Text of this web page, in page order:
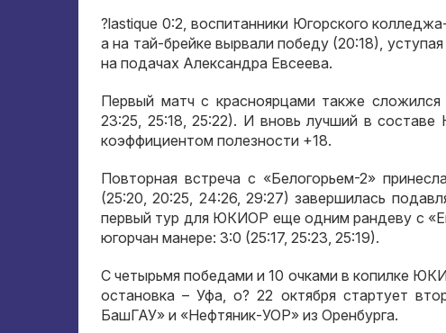
?lastique 0:2, воспитанники Югорского
а на тай-брейке вырвали победу (20:18),
на подачах Александра Евсеева.
Первый матч с красноярцами также сложился
23:25, 25:18, 25:22). И вновь лучший в
коэффициентом полезности +18.
Повторная встреча с «Белогорьем-2»
(25:20, 20:25, 24:26, 29:27)завершилась
первый тур для ЮКИОР еще одним рандеву с
югорчан манере: 3:0 (25:17, 25:23, 25:19).
С четырьмя победами и 10 очками в копилке
остановка – Уфа, o? 22 октября стартует
БашГАУ» и «Нефтяник-УОР» из Оренбурга.